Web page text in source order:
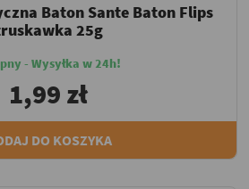
Baton Sante Baton Flips
25g
- Wysyłka w 24h!
1,99 zł
DO KOSZYKA